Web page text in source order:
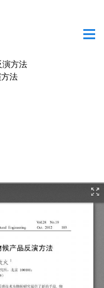
的遥感物候产品反演方
法